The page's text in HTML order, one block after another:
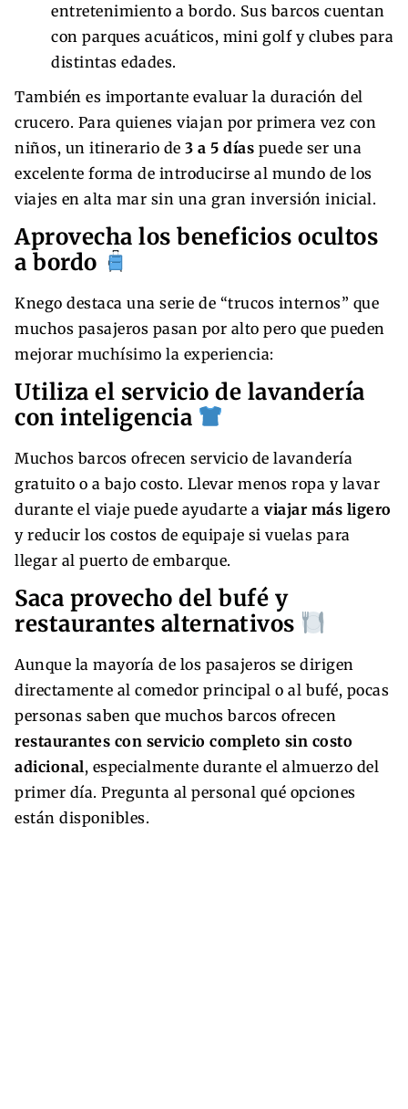
entretenimiento a bordo. Sus barcos cuentan
con parques acuáticos, mini golf y clubes para
distintas edades.
También es importante evaluar la duración del
crucero. Para quienes viajan por primera vez con
niños, un itinerario de 3 a 5 días puede ser una
excelente forma de introducirse al mundo de los
viajes en alta mar sin una gran inversión inicial.
Aprovecha los beneficios ocultos
a bordo
Knego destaca una serie de “trucos internos” que
muchos pasajeros pasan por alto pero que pueden
mejorar muchísimo la experiencia:
Utiliza el servicio de lavandería
con inteligencia
Muchos barcos ofrecen servicio de lavandería
gratuito o a bajo costo. Llevar menos ropa y lavar
durante el viaje puede ayudarte a viajar más ligero
y reducir los costos de equipaje si vuelas para
llegar al puerto de embarque.
Saca provecho del bufé y
restaurantes alternativos
Aunque la mayoría de los pasajeros se dirigen
directamente al comedor principal o al bufé, pocas
personas saben que muchos barcos ofrecen
restaurantes con servicio completo sin costo
adicional, especialmente durante el almuerzo del
primer día. Pregunta al personal qué opciones
están disponibles.